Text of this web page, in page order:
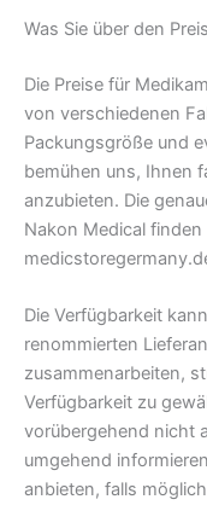
Was Sie über den
Die Preise für
von verschiedenen
Packungsgröße und
bemühen uns, Ihnen
anzubieten. Die
Nakon Medical
Die Verfügbarkeit
renommierten
zusammenarbeiten,
Verfügbarkeit zu
vorübergehend nicht
umgehend
anbieten, falls